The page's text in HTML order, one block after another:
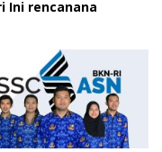
Ini rencanana